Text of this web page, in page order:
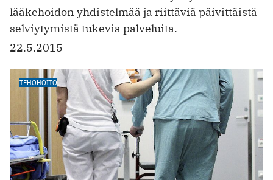
lääkehoidon yhdistelmää ja riittäviä päivittäistä
selviytymistä tukevia palveluita.
22.5.2015
TEHOHOITO